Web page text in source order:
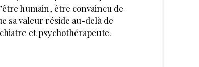
humain, être convaincu de
sa valeur réside au-delà de
et psychothérapeute.